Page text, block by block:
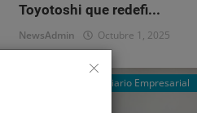
Toyotoshi que redefi...
NewsAdmin Octubre 1, 2025
Mercado Inmobiliario Empresarial